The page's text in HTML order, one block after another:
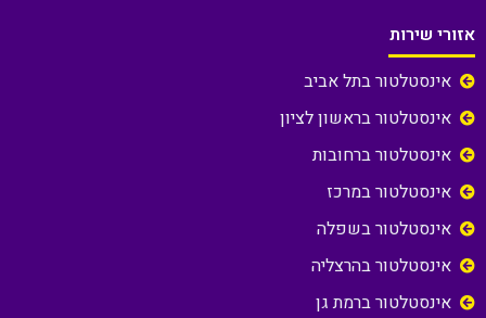
אזורי שירות
אינסטלטור בתל אביב
אינסטלטור בראשון לציון
אינסטלטור ברחובות
אינסטלטור במרכז
אינסטלטור בשפלה
אינסטלטור בהרצליה
אינסטלטור ברמת גן